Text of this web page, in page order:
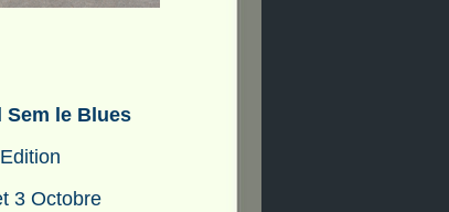
Sem le Blues
3 Octobre